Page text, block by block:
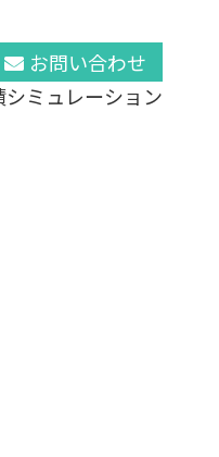
お問い合わせ
シミュレーション